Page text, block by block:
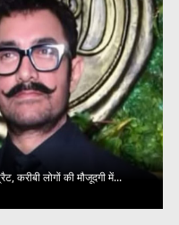
करीबी लोगों की मौजूदगी में...